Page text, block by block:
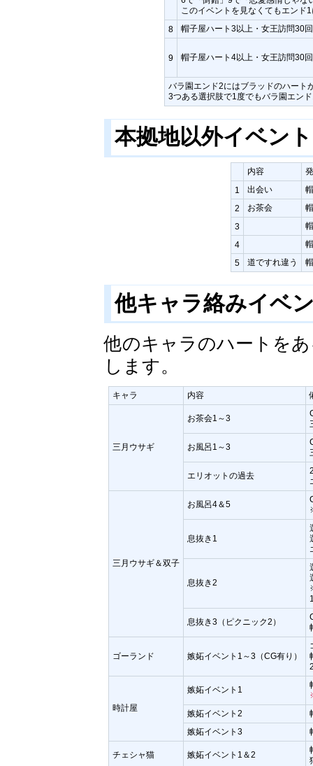
このイベントを見なくてもエンド
8 帽子屋ハート3以上・女王訪問30回
9 帽子屋ハート4以上・女王訪問30
バラ園エンド2にはブラッドのハート
3つある選択肢で1度でもバラ園エン
本拠地以外イベン
内容
1 出会い
2 お茶会
3
4
5 道ですれ違う
他キャラ絡みイベ
他のキャラのハートを
します。
キャラ 内容
三月ウサギ
お茶会1～3
お風呂1～3
エリオットの過去
三月ウサギ＆双子
お風呂4＆5
息抜き1
息抜き2
息抜き3（ピクニック2）
ゴーランド 嫉妬イベント1～3（CG有り）
時計屋
嫉妬イベント1
嫉妬イベント2
嫉妬イベント3
チェシャ猫 嫉妬イベント1＆2